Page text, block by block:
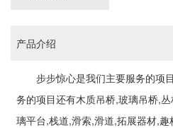
产品介绍
步步惊心是我们主要服务的项
务的项目还有木质吊桥,玻璃吊桥,
璃平台,栈道,滑索,滑道,拓展器材,